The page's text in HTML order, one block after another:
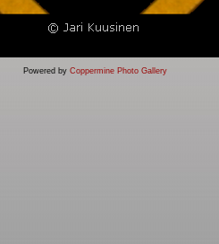
Powered by Coppermine Photo Gallery